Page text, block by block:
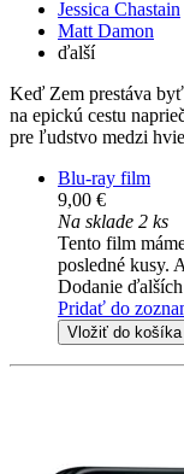
Jessica Chastain
Matt Damon
ďalší
Keď Zem prestáva
na epickú cestu
pre ľudstvo medzi
Blu-ray film
9,00 €
Na sklade 2 ks
Tento film
posledné kusy.
Dodanie
Pridať do
Vložiť do košíka